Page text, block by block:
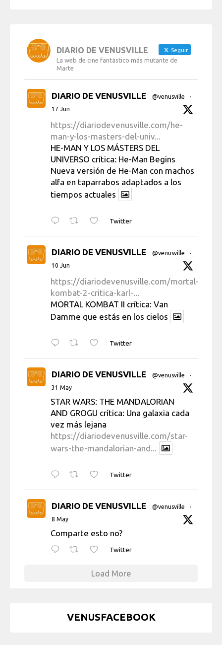
DIARIO DE VENUSVILLE Seguir
La web de cine fantástico más mutante de
Marte
DIARIO DE VENUSVILLE @venusville
·
17 Jun
https://diariodevenusville.com/he-
man-y-los-masters-del-univ...
HE-MAN Y LOS MÁSTERS DEL
UNIVERSO crítica: He-Man Begins
Nueva versión de He-Man con machos
alfa en taparrabos adaptados a los
tiempos actuales
Twitter
DIARIO DE VENUSVILLE @venusville
·
10 Jun
https://diariodevenusville.com/mortal-
kombat-2-critica-karl-...
MORTAL KOMBAT II crítica: Van
Damme que estás en los cielos
Twitter
DIARIO DE VENUSVILLE @venusville
·
31 May
STAR WARS: THE MANDALORIAN
AND GROGU crítica: Una galaxia cada
vez más lejana
https://diariodevenusville.com/star-
wars-the-mandalorian-and...
Twitter
DIARIO DE VENUSVILLE @venusville
·
8 May
Comparte esto no?
Twitter
Load More
VENUSFACEBOOK